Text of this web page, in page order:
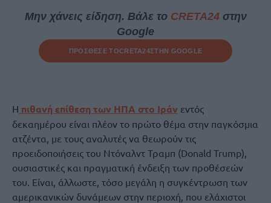
Μην χάνεις είδηση. Βάλε το CRETA24στην
Google
ΠΡΟΣΘΕΣΕ ΤΟCRETA24ΣΤΗΝ GOOGLE
Η πιθανή επίθεση των ΗΠΑ στο Ιράν εντός
δεκαημέρου είναι πλέον το πρώτο θέμα στην παγκόσμια
ατζέντα, με τους αναλυτές να θεωρούν τις
προειδοποιήσεις του Ντόναλντ Τραμπ (Donald Trump),
ουσιαστικές και πραγματική ένδειξη των προθέσεών
του. Είναι, άλλωστε, τόσο μεγάλη η συγκέντρωση των
αμερικανικών δυνάμεων στην περιοχή, που ελάχιστοι